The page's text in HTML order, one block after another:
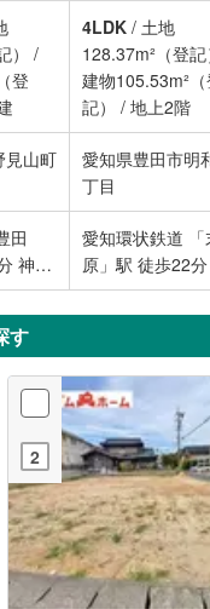
/
登
4LDK / 土地
128.37m²（登
建物105.53m²
記）
/ 地上2階
見山町
愛知県豊田市明
丁目
田
神池
歩6
愛知環状鉄道 「
原」駅 徒歩22分
す
2